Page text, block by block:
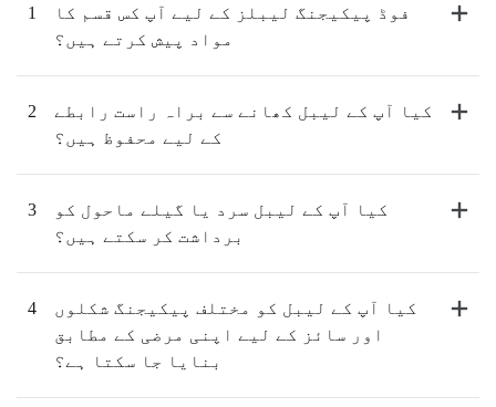
1
فوڈ پیکیجنگ لیبلز کے لیے آپ کس قسم کا
مواد پیش کرتے ہیں؟
2
کیا آپ کے لیبل کھانے سے براہ راست رابطے
کے لیے محفوظ ہیں؟
3
کیا آپ کے لیبل سرد یا گیلے ماحول کو
برداشت کر سکتے ہیں؟
4
کیا آپ کے لیبل کو مختلف پیکیجنگ شکلوں
اور سائز کے لیے اپنی مرضی کے مطابق
بنایا جا سکتا ہے؟